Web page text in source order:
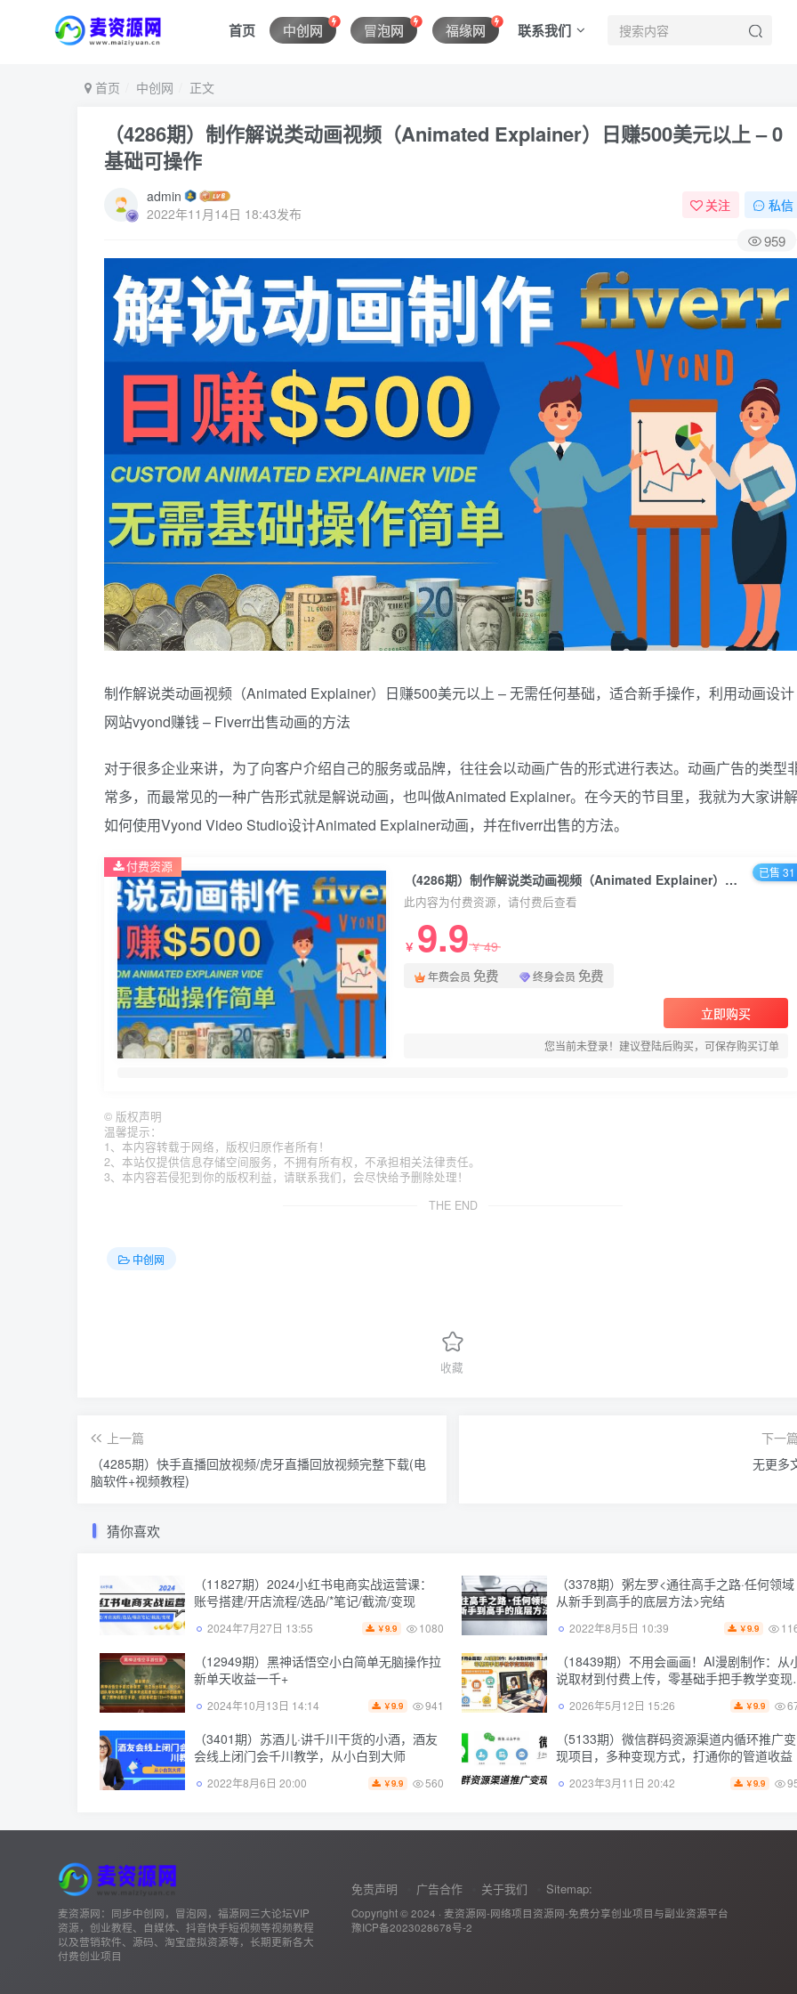
首页 中创网 冒泡网 福缘网 联系我们
首页 中创网 正文
（4286期）制作解说类动画视频（Animated Explainer）日赚500美元以上 – 0
基础可操作
admin
2022年11月14日 18:43发布
关注 私信
959
制作解说类动画视频（Animated Explainer）日赚500美元以上 – 无需任何基础，适合新手操作，利用动画设计
网站vyond赚钱 – Fiverr出售动画的方法
对于很多企业来讲，为了向客户介绍自己的服务或品牌，往往会以动画广告的形式进行表达。动画广告的类型
常多，而最常见的一种广告形式就是解说动画，也叫做Animated Explainer。在今天的节目里，我就为大家讲解
如何使用Vyond Video Studio设计Animated Explainer动画，并在fiverr出售的方法。
（4286期）制作解说类动画视频（Animated Explainer）日赚500美元以上 – 0基础可操作
此内容为付费资源，请付费后查看
￥ 9.9￥49
年费会员 免费 终身会员 免费
立即购买
您当前未登录！建议登陆后购买，可保存购买订单
付费资源 已售 31
© 版权声明
温馨提示：
1、本内容转载于网络，版权归原作者所有！
2、本站仅提供信息存储空间服务，不拥有所有权，不承担相关法律责任。
3、本内容若侵犯到你的版权利益，请联系我们，会尽快给予删除处理！
THE END
中创网
收藏
上一篇
（4285期）快手直播回放视频/虎牙直播回放视频完整下载(电
脑软件+视频教程)
下一
无更多
猜你喜欢
（11827期）2024小红书电商实战运营课：
账号搭建/开店流程/选品/*笔记/截流/变现
2024年7月27日 13:55 ￥9.9 1080
（3378期）粥左罗<通往高手之路·任何领域
从新手到高手的底层方法>完结
2022年8月5日 10:39 ￥9.9
（12949期）黑神话悟空小白简单无脑操作拉
新单天收益一千+
2024年10月13日 14:14 ￥9.9 941
（18439期）不用会画画！AI漫剧制作：从
说取材到付费上传，零基础手把手教学变现
2026年5月12日 15:26 ￥9.9
（3401期）苏酒儿·讲千川干货的小酒，酒友
会线上闭门会千川教学，从小白到大师
2022年8月6日 20:00 ￥9.9 560
（5133期）微信群码资源渠道内循环推广变
现项目，多种变现方式，打通你的管道收益
2023年3月11日 20:42 ￥9.9
麦资源网：同步中创网，冒泡网，福源网三大论坛VIP
资源，创业教程、自媒体、抖音快手短视频等视频教程
以及营销软件、源码、淘宝虚拟资源等，长期更新各大
付费创业项目
免责声明 广告合作 关于我们 Sitemap:
Copyright © 2024 · 麦资源网-网络项目资源网-免费分享创业项目与副业资源平台
豫ICP备2023028678号-2